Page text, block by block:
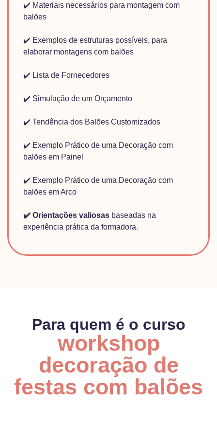
✔️ Materiais necessários para montagem com
balões
✔️ Exemplos de estruturas possíveis, para
elaborar montagens com balões
✔️ Lista de Fornecedores
✔️ Simulação de um Orçamento
✔️ Tendência dos Balões Customizados
✔️ Exemplo Prático de uma Decoração com
balões em Painel
✔️ Exemplo Prático de uma Decoração com
balões em Arco
✔️ Orientações valiosas baseadas na
experiência prática da formadora.
Para quem é o curso
workshop
decoração de
festas com balões